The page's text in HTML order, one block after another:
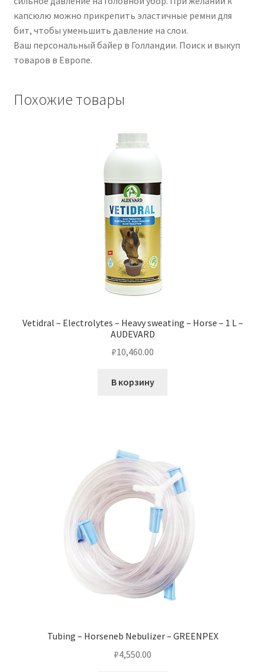
капсюлю можно прикрепить эластичные ремни для
бит, чтобы уменьшить давление на слои.
Ваш персональный байер в Голландии. Поиск и выкуп
товаров в Европе.
Похожие товары
Vetidral – Electrolytes – Heavy sweating – Horse – 1 L –
AUDEVARD
₽10,460.00
В корзину
Tubing – Horseneb Nebulizer – GREENPEX
₽4,550.00